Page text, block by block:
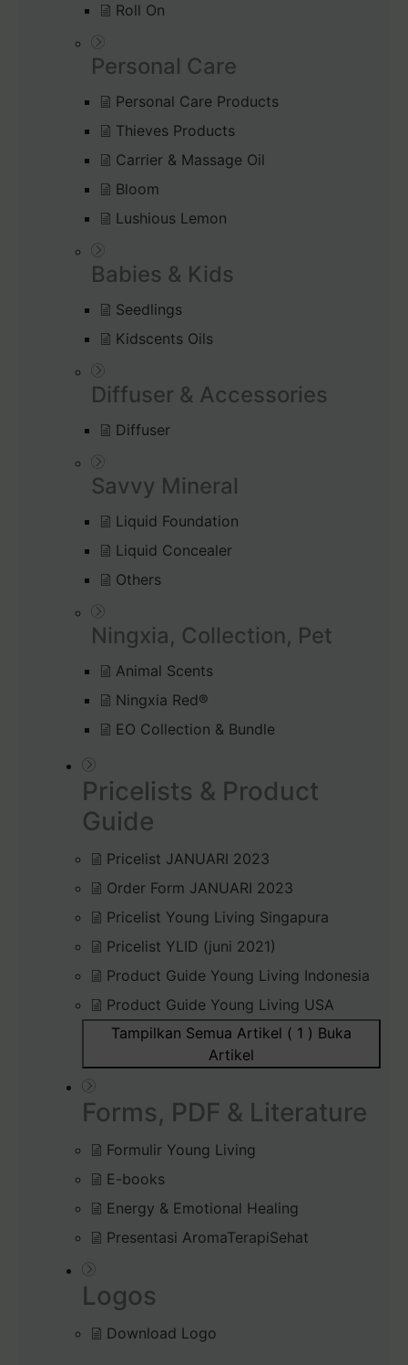
Roll On
Personal Care
Personal Care Products
Thieves Products
Carrier & Massage Oil
Bloom
Lushious Lemon
Babies & Kids
Seedlings
Kidscents Oils
Diffuser & Accessories
Diffuser
Savvy Mineral
Liquid Foundation
Liquid Concealer
Others
Ningxia, Collection, Pet
Animal Scents
Ningxia Red®
EO Collection & Bundle
Pricelists & Product
Guide
Pricelist JANUARI 2023
Order Form JANUARI 2023
Pricelist Young Living Singapura
Pricelist YLID (juni 2021)
Product Guide Young Living Indonesia
Product Guide Young Living USA
Tampilkan Semua Artikel ( 1 ) Buka
Artikel
Forms, PDF & Literature
Formulir Young Living
E-books
Energy & Emotional Healing
Presentasi AromaTerapiSehat
Logos
Download Logo